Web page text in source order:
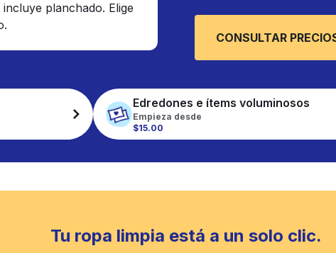
planchado. Elige
CONSULTAR
Edredones e ítems voluminosos
Empieza desde
$15.00
Tu ropa limpia está a un solo clic.